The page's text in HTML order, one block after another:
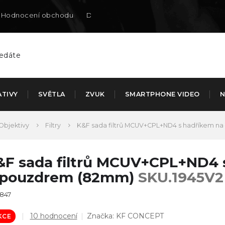
Hodnocení obchodu Doručení na SK
SVĚTLA ZVUK SMARTPHONE VIDEO
Filtry K&F sada filtrů MCUV+CPL+ND4 s hadříkem
sada filtrů
(82mm) SKU.1945V2
Průměrné
10 hodnocení Značka: KF CONCEPT